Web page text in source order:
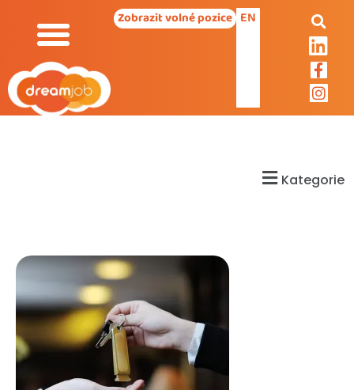
Zobrazit volné pozice EN
Kategorie